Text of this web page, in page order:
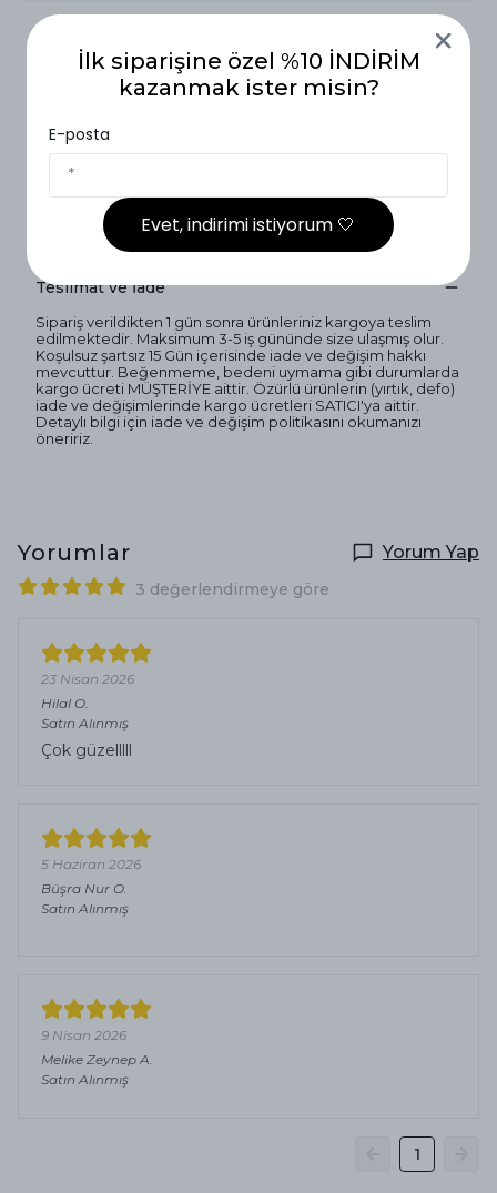
14 Gün İçinde İade
Vade Farksız 3 Taksit
Ürün Açıklaması
Teslimat ve İade
Sipariş verildikten 1 gün sonra ürünleriniz kargoya teslim
edilmektedir. Maksimum 3-5 iş gününde size ulaşmış olur.
Koşulsuz şartsız 15 Gün içerisinde iade ve değişim hakkı
mevcuttur. Beğenmeme, bedeni uymama gibi durumlarda
kargo ücreti MÜŞTERİYE aittir. Özürlü ürünlerin (yırtık, defo)
iade ve değişimlerinde kargo ücretleri SATICI'ya aittir.
Detaylı bilgi için iade ve değişim politikasını okumanızı
öneririz.
Yorumlar Yorum Yap
3 değerlendirmeye göre
23 Nisan 2026
Hilal O.
Satın Alınmış
Çok güzelllll
5 Haziran 2026
Büşra Nur O.
Satın Alınmış
9 Nisan 2026
Melike Zeynep A.
Satın Alınmış
1
İlk siparişine özel %10 İNDİRİM
kazanmak ister misin?
E-posta
Evet, indirimi istiyorum 🤍